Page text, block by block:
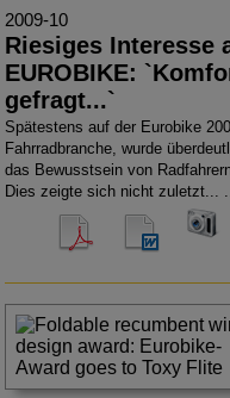
2009-10
Riesiges Interesse
EUROBIKE:
gefragt...`
Spätestens auf der Eurobike
Fahrradbranche, wurde
das Bewusstsein von
Dies zeigte sich nicht zuletzt...